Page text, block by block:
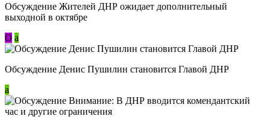
Обсуждение Жителей ДНР ожидает дополнительный
выходной в октябре
О a
Обсуждение Денис Пушилин становится Главой ДНР
a